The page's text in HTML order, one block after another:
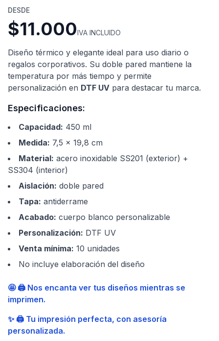
DESDE
$11.000IVA INCLUIDO
Diseño térmico y elegante ideal para uso diario o
regalos corporativos. Su doble pared mantiene la
temperatura por más tiempo y permite
personalización en DTF UV para destacar tu marca.
Especificaciones:
Capacidad: 450 ml
Medida: 7,5 × 19,8 cm
Material: acero inoxidable SS201 (exterior) +
SS304 (interior)
Aislación: doble pared
Tapa: antiderrame
Acabado: cuerpo blanco personalizable
Personalización: DTF UV
Venta mínima: 10 unidades
No incluye elaboración del diseño
🤩 🖨️ Nos encanta ver tus diseños mientras se
imprimen.
✨ 🖨️ Tu impresión perfecta, con asesoría
personalizada.